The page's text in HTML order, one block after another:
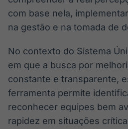
Soluções de
Tecnologia
com base nela,
na gestão e na tomada de
No contexto do Sistema
em que a busca por
constante e transparente,
ferramenta permite
reconhecer equipes bem
rapidez em situações